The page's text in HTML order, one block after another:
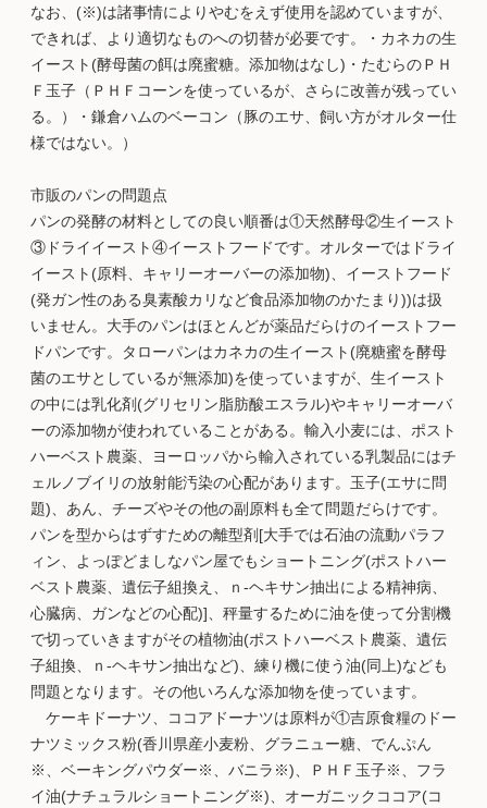
なお、(※)は諸事情によりやむをえず使用を認めていますが、
できれば、より適切なものへの切替が必要です。・カネカの生
イースト(酵母菌の餌は廃蜜糖。添加物はなし)・たむらのＰＨ
Ｆ玉子（ＰＨＦコーンを使っているが、さらに改善が残ってい
る。）・鎌倉ハムのベーコン（豚のエサ、飼い方がオルター仕
様ではない。）
市販のパンの問題点
パンの発酵の材料としての良い順番は①天然酵母②生イースト
③ドライイースト④イーストフードです。オルターではドライ
イースト(原料、キャリーオーバーの添加物)、イーストフード
(発ガン性のある臭素酸カリなど食品添加物のかたまり))は扱
いません。大手のパンはほとんどが薬品だらけのイーストフー
ドパンです。タローパンはカネカの生イースト(廃糖蜜を酵母
菌のエサとしているが無添加)を使っていますが、生イースト
の中には乳化剤(グリセリン脂肪酸エスラル)やキャリーオーバ
ーの添加物が使われていることがある。輸入小麦には、ポスト
ハーベスト農薬、ヨーロッパから輸入されている乳製品にはチ
ェルノブイリの放射能汚染の心配があります。玉子(エサに問
題)、あん、チーズやその他の副原料も全て問題だらけです。
パンを型からはずすための離型剤[大手では石油の流動パラフ
ィン、よっぽどましなパン屋でもショートニング(ポストハー
ベスト農薬、遺伝子組換え、ｎ-ヘキサン抽出による精神病、
心臓病、ガンなどの心配)]、秤量するために油を使って分割機
で切っていきますがその植物油(ポストハーベスト農薬、遺伝
子組換、ｎ-ヘキサン抽出など)、練り機に使う油(同上)なども
問題となります。その他いろんな添加物を使っています。
ケーキドーナツ、ココアドーナツは原料が①吉原食糧のドー
ナツミックス粉(香川県産小麦粉、グラニュー糖、でんぷん
※、ベーキングパウダー※、バニラ※)、ＰＨＦ玉子※、フラ
イ油(ナチュラルショートニング※)、オーガニックココア(コ